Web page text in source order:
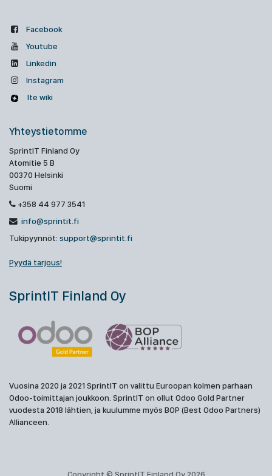
Facebook
Youtube
Linkedin
Instagram
Ite wiki
Yhteystietomme
SprintIT Finland Oy
Atomitie 5 B
00370 Helsinki
Suomi
+358 44 977 3541
info@sprintit.fi
Tukipyynnöt: support@sprintit.fi
Pyydä tarjous!
SprintIT Finland Oy
Vuosina 2020 ja 2021 SprintIT on valittu Euroopan kolmen parhaan
Odoo-toimittajan joukkoon. SprintIT on ollut Odoo Gold Partner
vuodesta 2018 lähtien, ja kuulumme myös BOP (Best Odoo Partners)
Allianceen.
Copyright © SprintIT Finland Oy 2026